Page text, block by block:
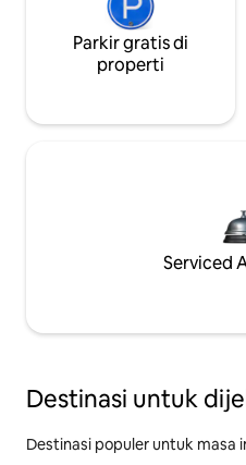
Parkir gratis di
properti
Serviced
Destinasi untuk
Destinasi populer untuk masa